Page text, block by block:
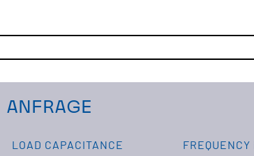
LOAD CAPACITANCE
FREQUENCY